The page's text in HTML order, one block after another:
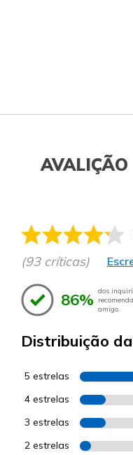
(93 críticas)
86% dos
amigo.
Distribuição
5 estrelas
4 estrelas
3 estrelas
2 estrelas